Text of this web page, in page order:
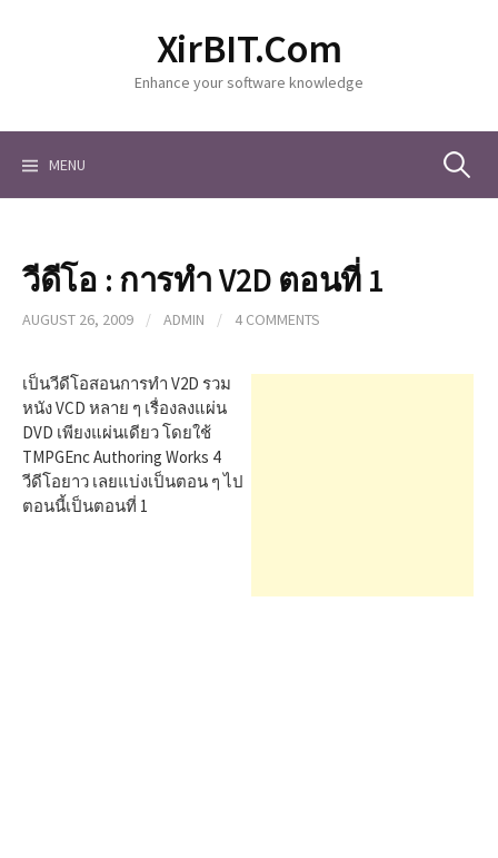
o
XirBIT.Com
Enhance your software knowledge
MENU S
วีดีโอ : การทำ V2D ตอนที่ 1
AUGUST 26, 2009 / ADMIN / 4 COMMENTS
เป็นวีดีโอสอนการทำ V2D รวม
หนัง VCD หลาย ๆ เรื่องลงแผ่น
DVD เพียงแผ่นเดียว โดยใช้
TMPGEnc Authoring Works 4
วีดีโอยาว เลยแบ่งเป็นตอน ๆ ไป
ตอนนี้เป็นตอนที่ 1